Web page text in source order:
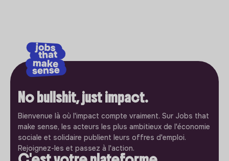
No bullshit, just impact.
Bienvenue là où l'impact compte vraiment. Sur Jobs that
make sense, les acteurs les plus ambitieux de l'économie
sociale et solidaire publient leurs offres d'emploi.
Rejoignez-les et passez à l'action.